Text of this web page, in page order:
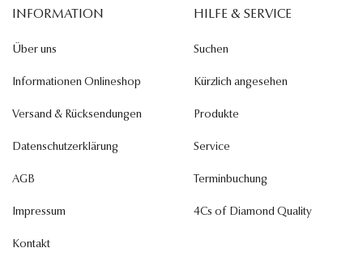
INFORMATION
Über uns
Informationen Onlineshop
Versand & Rücksendungen
Datenschutzerklärung
AGB
Impressum
Kontakt
HILFE & SERVICE
Suchen
Kürzlich angesehen
Produkte
Service
Terminbuchung
4Cs of Diamond Quality